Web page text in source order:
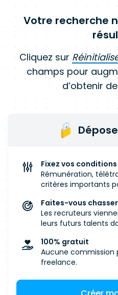
Votre recherche
Cliquez sur
champs pour
d’obtenir
Fixez vos conditions
Rémunération,
critères importants
Faites-vous chasser
Les recruteurs
leurs futurs talents
100% gratuit
Aucune commission
freelance.